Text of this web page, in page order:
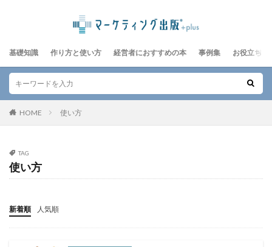
基礎知識 作り方と使い方 経営者におすすめの本 事例集 お役立ちレ
HOME 使い方
TAG
使い方
新着順 人気順